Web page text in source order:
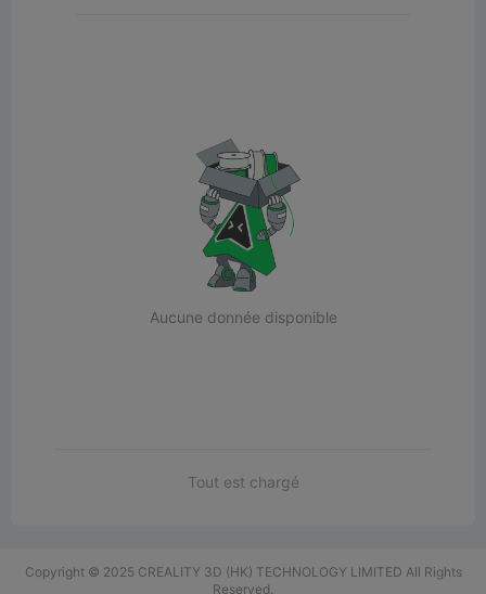
Aucune donnée disponible
Tout est chargé
Copyright © 2025 CREALITY 3D (HK) TECHNOLOGY LIMITED All Rights
Reserved.